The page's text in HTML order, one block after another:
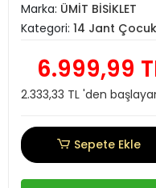
Marka: ÜMİT BİSİKLET
Kategori: 14 Jant
6.999,99
2.333,33 TL 'den
Sepete Ekle